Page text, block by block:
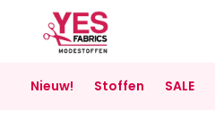
Nieuw! Stoffen SALE